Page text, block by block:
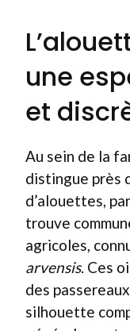
une
et
Au sein de la
distingue près
d’alouettes,
trouve
agricoles,
arvensis. Ces
des
silhouette